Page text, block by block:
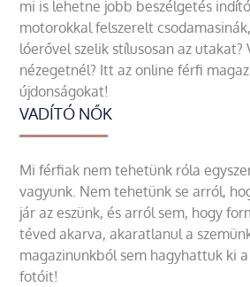
mi is lehetne jobb beszélgetés
motorokkal felszerelt
lóerővel szelik stílusosan az utakat?
nézegetnél? Itt az online férfi
újdonságokat!
VADÍTÓ NŐK
Mi férfiak nem tehetünk róla
vagyunk. Nem tehetünk se arról,
jár az eszünk, és arról sem, hogy
téved akarva, akaratlanul a
magazinunkból sem hagyhattuk ki
fotóit!